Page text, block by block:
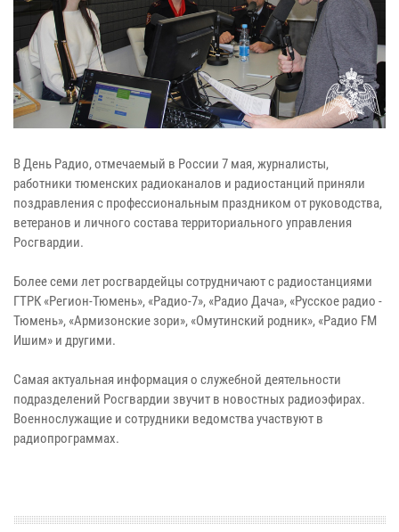
В День Радио, отмечаемый в России 7 мая, журналисты,
работники тюменских радиоканалов и радиостанций приняли
поздравления с профессиональным праздником от руководства,
ветеранов и личного состава территориального управления
Росгвардии.
Более семи лет росгвардейцы сотрудничают с радиостанциями
ГТРК «Регион-Тюмень», «Радио-7», «Радио Дача», «Русское радио -
Тюмень», «Армизонские зори», «Омутинский родник», «Радио FM
Ишим» и другими.
Самая актуальная информация о служебной деятельности
подразделений Росгвардии звучит в новостных радиоэфирах.
Военнослужащие и сотрудники ведомства участвуют в
радиопрограммах.